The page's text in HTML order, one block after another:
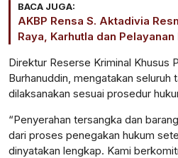
BACA JUGA:
AKBP Rensa S. Aktadivia
Raya, Karhutla dan
Direktur Reserse Kriminal Khusus
Burhanuddin, mengatakan seluruh
dilaksanakan sesuai prosedur
“Penyerahan tersangka dan
dari proses penegakan hukum
dinyatakan lengkap. Kami